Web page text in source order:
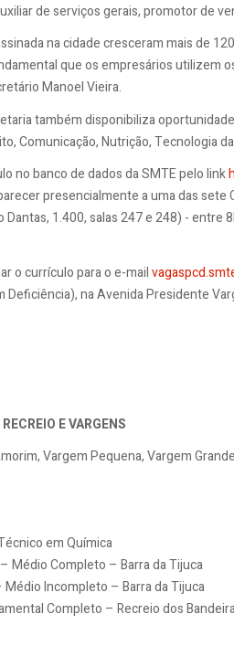
de serviços gerais, promotor de
na cidade cresceram mais de
que os empresários utilizem
Manoel Vieira.
também disponibiliza
Comunicação, Nutrição, Tecnologia
no banco de dados da SMTE pelo link
presencialmente a uma das sete
1.400, salas 247 e 248) - entre
o currículo para o e-mail
na Avenida Presidente
E VARGENS
Vargem Pequena, Vargem
em Química
Médio Completo – Barra da Tijuca
Incompleto – Barra da Tijuca
Completo – Recreio dos